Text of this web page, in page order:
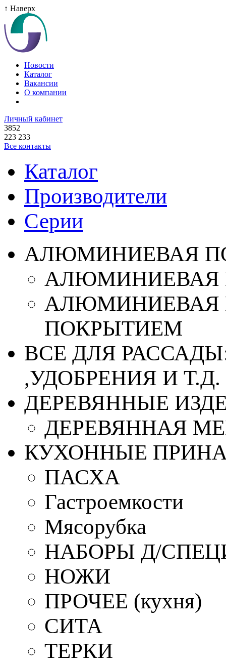
↑ Наверх
Новости
Каталог
Вакансии
О компании
Личный кабинет
3852
223 233
Все контакты
Каталог
Производители
Серии
АЛЮМИНИЕВАЯ
АЛЮМИНИЕВАЯ
АЛЮМИНИЕВАЯ
ПОКРЫТИЕМ
ВСЕ ДЛЯ
,УДОБРЕНИЯ И Т.Д.
ДЕРЕВЯННЫЕ
ДЕРЕВЯННАЯ
КУХОННЫЕ
ПАСХА
Гастроемкости
Мясорубка
НАБОРЫ Д/
НОЖИ
ПРОЧЕЕ (кухня)
СИТА
ТЕРКИ